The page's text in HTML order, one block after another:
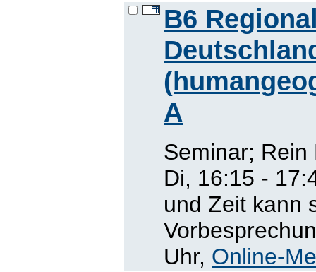
B6
A
Seminar; Rein
Di, 16:15 -
und Zeit kann
Uhr, Online-